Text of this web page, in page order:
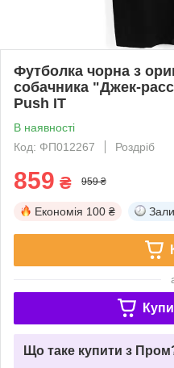
Футболка чорна з
собачника "Джек-
Push IT
В наявності
Код: ФП012267
Роздріб
859 ₴ 959 ₴
Економія 100 ₴
Що таке купити з